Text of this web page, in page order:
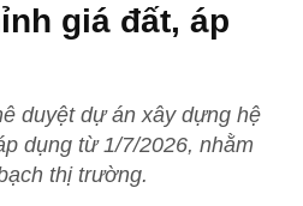
giá đất, áp
duyệt dự án xây dựng hệ
dụng từ 1/7/2026, nhằm
thị trường.